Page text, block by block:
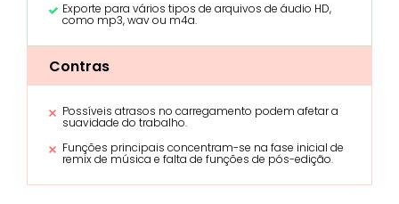
Exporte para vários tipos de arquivos de áudio HD,
como mp3, wav ou m4a.
Contras
Possíveis atrasos no carregamento podem afetar a
suavidade do trabalho.
Funções principais concentram-se na fase inicial de
remix de música e falta de funções de pós-edição.